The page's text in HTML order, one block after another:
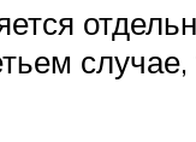
случае,